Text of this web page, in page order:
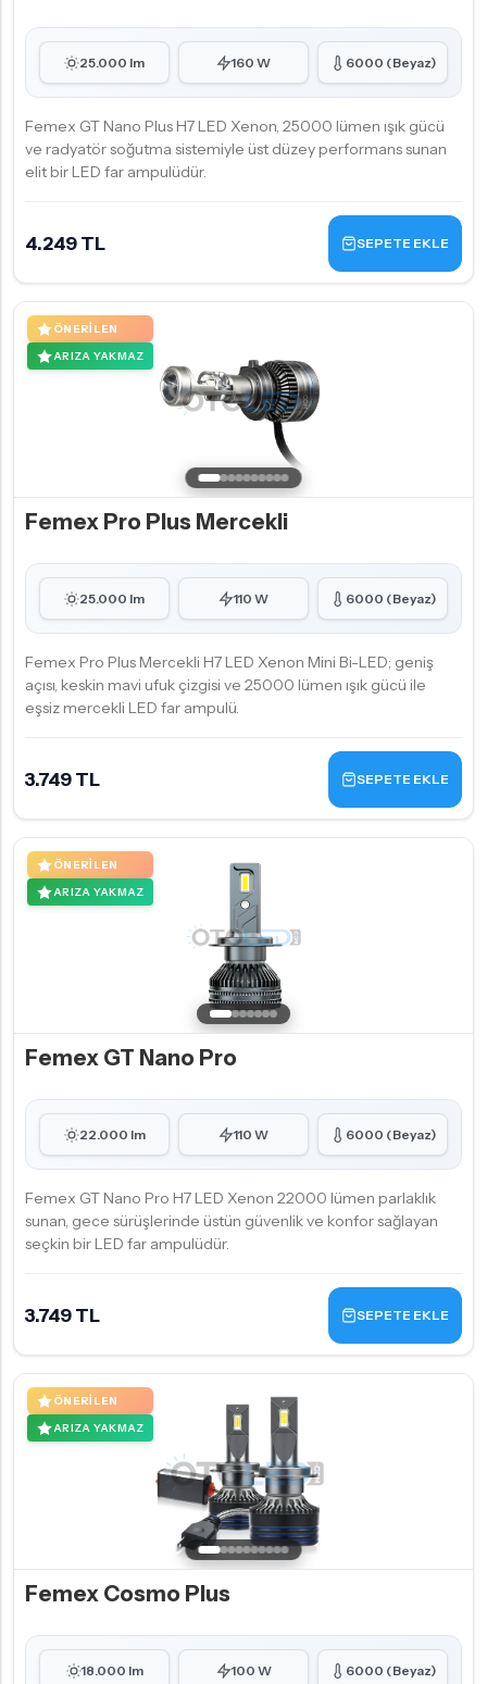
25.000 lm 160 W 6000 (Beyaz)
Femex GT Nano Plus H7 LED Xenon, 25000 lümen ışık gücü
ve radyatör soğutma sistemiyle üst düzey performans sunan
elit bir LED far ampulüdür.
4.249 TL SEPETE EKLE
ÖNERILEN
ARIZA YAKMAZ
Femex Pro Plus Mercekli
25.000 lm 110 W 6000 (Beyaz)
Femex Pro Plus Mercekli H7 LED Xenon Mini Bi-LED; geniş
açısı, keskin mavi ufuk çizgisi ve 25000 lümen ışık gücü ile
eşsiz mercekli LED far ampulü.
3.749 TL SEPETE EKLE
ÖNERILEN
ARIZA YAKMAZ
Femex GT Nano Pro
22.000 lm 110 W 6000 (Beyaz)
Femex GT Nano Pro H7 LED Xenon 22000 lümen parlaklık
sunan, gece sürüşlerinde üstün güvenlik ve konfor sağlayan
seçkin bir LED far ampulüdür.
3.749 TL SEPETE EKLE
ÖNERILEN
ARIZA YAKMAZ
Femex Cosmo Plus
18.000 lm 100 W 6000 (Beyaz)